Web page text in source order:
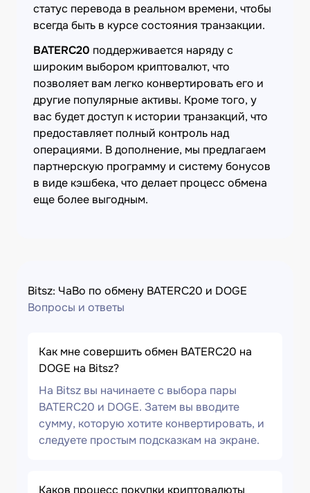
статус перевода в реальном времени, чтобы
всегда быть в курсе состояния транзакции.
BATERC20 поддерживается наряду с
широким выбором криптовалют, что
позволяет вам легко конвертировать его и
другие популярные активы. Кроме того, у
вас будет доступ к истории транзакций, что
предоставляет полный контроль над
операциями. В дополнение, мы предлагаем
партнерскую программу и систему бонусов
в виде кэшбека, что делает процесс обмена
еще более выгодным.
Bitsz: ЧаВо по обмену BATERC20 и DOGE
Вопросы и ответы
Как мне совершить обмен BATERC20 на
DOGE на Bitsz?
На Bitsz вы начинаете с выбора пары
BATERC20 и DOGE. Затем вы вводите
сумму, которую хотите конвертировать, и
следуете простым подсказкам на экране.
Каков процесс покупки криптовалюты